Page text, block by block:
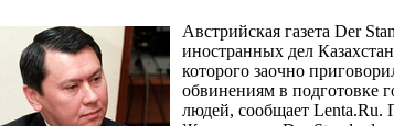
Австрийская газета Der
иностранных дел
которого заочно
обвинениям в подготовке
людей, сообщает Lenta.Ru.